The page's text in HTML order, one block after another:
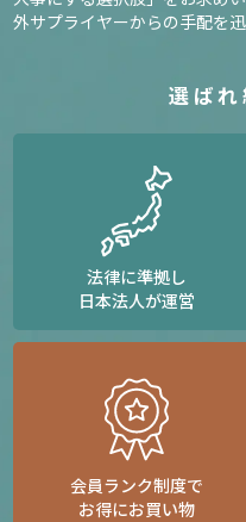
外サプライヤーからの手配を
選ばれ
法律に準拠し
日本法人が運営
会員ランク制度で
お得にお買い物